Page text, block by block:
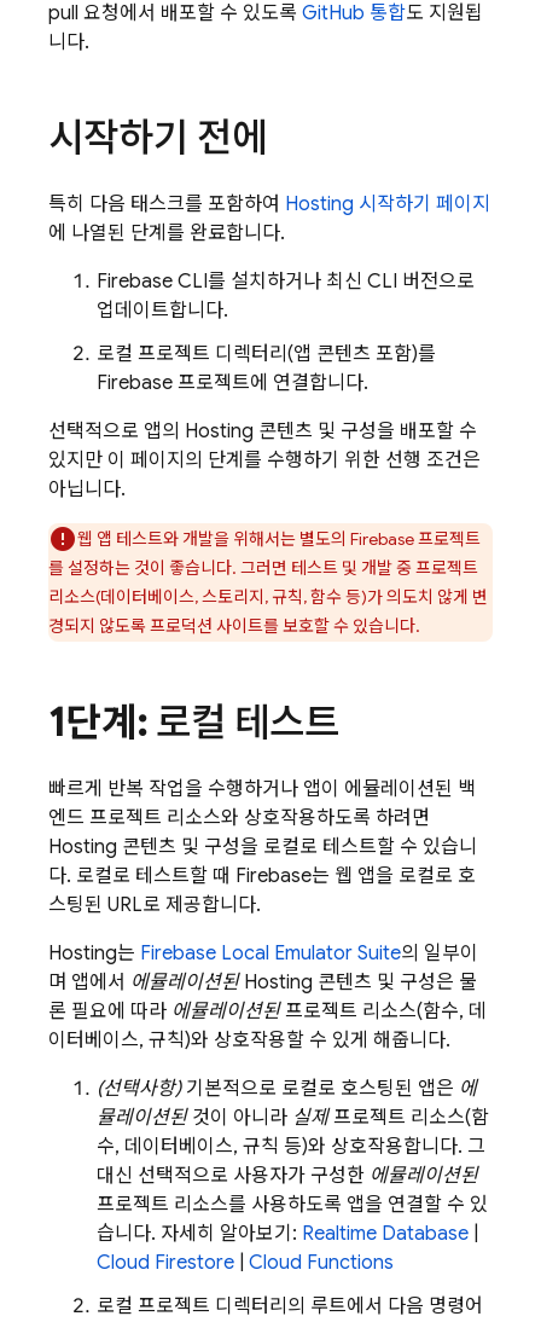
pull 요청에서 배포할 수 있도록 GitHub 통합도 지원됩
니다.
시작하기 전에
특히 다음 태스크를 포함하여 Hosting 시작하기 페이지
에 나열된 단계를 완료합니다.
Firebase CLI를 설치하거나 최신 CLI 버전으로
업데이트합니다.
로컬 프로젝트 디렉터리(앱 콘텐츠 포함)를
Firebase 프로젝트에 연결합니다.
선택적으로 앱의 Hosting 콘텐츠 및 구성을 배포할 수
있지만 이 페이지의 단계를 수행하기 위한 선행 조건은
아닙니다.
웹 앱 테스트와 개발을 위해서는 별도의 Firebase 프로젝트
를 설정하는 것이 좋습니다. 그러면 테스트 및 개발 중 프로젝트
리소스(데이터베이스, 스토리지, 규칙, 함수 등)가 의도치 않게 변
경되지 않도록 프로덕션 사이트를 보호할 수 있습니다.
1단계: 로컬 테스트
빠르게 반복 작업을 수행하거나 앱이 에뮬레이션된 백
엔드 프로젝트 리소스와 상호작용하도록 하려면
Hosting 콘텐츠 및 구성을 로컬로 테스트할 수 있습니
다. 로컬로 테스트할 때 Firebase는 웹 앱을 로컬로 호
스팅된 URL로 제공합니다.
Hosting는 Firebase Local Emulator Suite의 일부이
며 앱에서 에뮬레이션된 Hosting 콘텐츠 및 구성은 물
론 필요에 따라 에뮬레이션된프로젝트 리소스(함수, 데
이터베이스, 규칙)와 상호작용할 수 있게 해줍니다.
(선택사항)기본적으로 로컬로 호스팅된 앱은 에
뮬레이션된것이 아니라 실제프로젝트 리소스(함
수, 데이터베이스, 규칙 등)와 상호작용합니다. 그
대신 선택적으로 사용자가 구성한 에뮬레이션된
프로젝트 리소스를 사용하도록 앱을 연결할 수 있
습니다. 자세히 알아보기: Realtime Database
Cloud Firestore Cloud Functions
로컬 프로젝트 디렉터리의 루트에서 다음 명령어